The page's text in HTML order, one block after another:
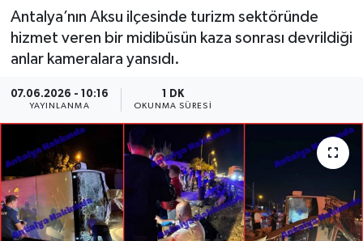
Antalya’nın Aksu ilçesinde turizm sektöründe
hizmet veren bir midibüsün kaza sonrası devrildiği
anlar kameralara yansıdı.
07.06.2026 - 10:16
YAYINLANMA
1 DK
OKUNMA SÜRESI
Magazin
Spor
Dünya
Resmi Reklamlar
Tüm Manşetler
Haber Arşivi